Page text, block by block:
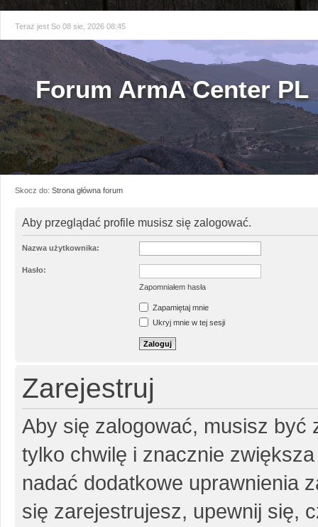
Teraz jest So 08 sie, 2026 08:45
Forum ArmA Center PL
Skocz do: Strona główna forum
Aby przeglądać profile musisz się zalogować.
Nazwa użytkownika:
Hasło:
Zapomniałem hasła
Zapamiętaj mnie
Ukryj mnie w tej sesji
Zarejestruj
Aby się zalogować, musisz być
tylko chwilę i znacznie
nadać dodatkowe uprawnienia
się zarejestrujesz, upewnij się,